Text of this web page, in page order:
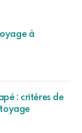
à
: critères de